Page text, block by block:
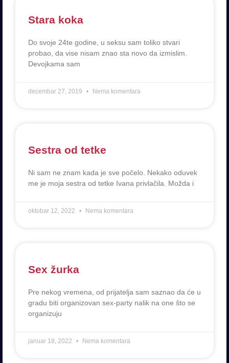
Stara koka
Do svoje 24te godine, u seksu sam toliko stvari
probao, da vise nisam znao sta novo da izmislim.
Devojkama sam
decembar 27, 2019 Nema komentara
Sestra od tetke
Ni sam ne znam kada je sve počelo. Nekako oduvek
me je moja sestra od tetke Ivana privlačila. Možda i
oktobar 12, 2022 Nema komentara
Sex žurka
Pre nekog vremena, od prijatelja sam saznao da će u
gradu biti organizovan sex-party nalik na one što se
organizuju
januar 18, 2022 Nema komentara